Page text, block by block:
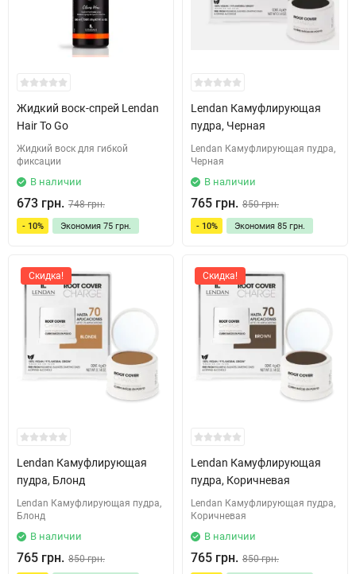
Жидкий воск-спрей Lendan
Hair To Go
Жидкий воск для гибкой
фиксации
В наличии
673 грн. 748 грн.
- 10% Экономия 75 грн.
Lendan Камуфлирующая
пудра, Черная
Lendan Камуфлирующая пудра,
Черная
В наличии
765 грн. 850 грн.
- 10% Экономия 85 грн.
Скидка!
Lendan Камуфлирующая
пудра, Блонд
Lendan Камуфлирующая пудра,
Блонд
В наличии
765 грн. 850 грн.
Скидка!
Lendan Камуфлирующая
пудра, Коричневая
Lendan Камуфлирующая пудра,
Коричневая
В наличии
765 грн. 850 грн.